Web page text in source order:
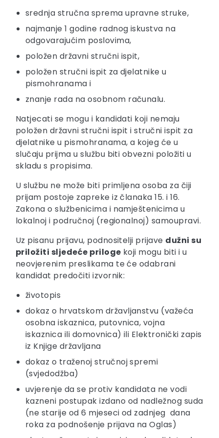
srednja stručna sprema upravne struke,
najmanje 1 godine radnog iskustva na
odgovarajućim poslovima,
položen državni stručni ispit,
položen stručni ispit za djelatnike u
pismohranama i
znanje rada na osobnom računalu.
Natjecati se mogu i kandidati koji nemaju
položen državni stručni ispit i stručni ispit za
djelatnike u pismohranama, a kojeg će u
slučaju prijma u službu biti obvezni položiti u
skladu s propisima.
U službu ne može biti primljena osoba za čiji
prijam postoje zapreke iz članaka 15. i 16.
Zakona o službenicima i namještenicima u
lokalnoj i područnoj (regionalnoj) samoupravi.
Uz pisanu prijavu, podnositelji prijave dužni su
priložiti sljedeće priloge koji mogu biti i u
neovjerenim preslikama te će odabrani
kandidat predočiti izvornik:
životopis
dokaz o hrvatskom državljanstvu (važeća
osobna iskaznica, putovnica, vojna
iskaznica ili domovnica) ili Elektronički zapis
iz Knjige državljana
dokaz o traženoj stručnoj spremi
(svjedodžba)
uvjerenje da se protiv kandidata ne vodi
kazneni postupak izdano od nadležnog suda
(ne starije od 6 mjeseci od zadnjeg dana
roka za podnošenje prijava na Oglas)